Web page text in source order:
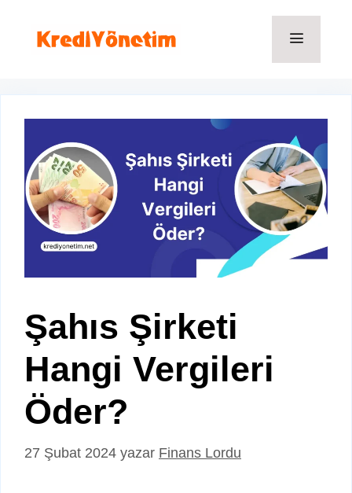
Şahıs Şirketi
Hangi Vergileri
Öder?
27 Şubat 2024 yazar Finans Lordu